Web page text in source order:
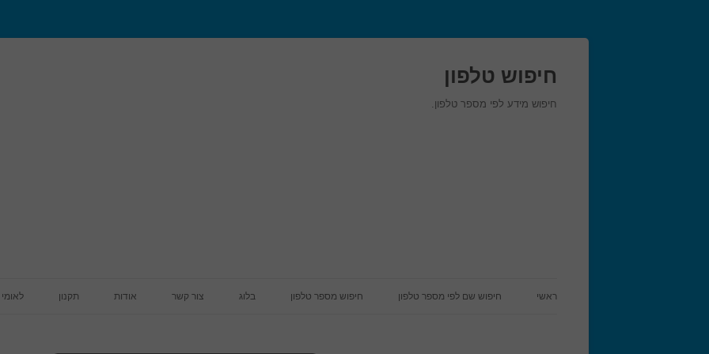
חיפוש טלפון
חיפוש מידע לפי מספר טלפון.
ראשי חיפוש שם לפי מספר טלפון חיפוש מספר טלפון בלוג צור קשר אודות תקנון